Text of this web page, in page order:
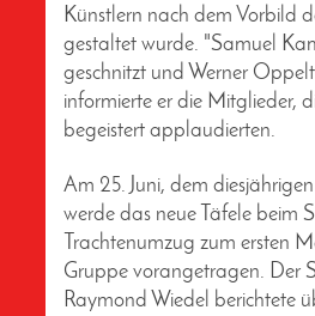
Künstlern nach dem Vorbild
gestaltet wurde. "Samuel
geschnitzt und Werner
informierte er die Mitglieder,
begeistert applaudierten.
Am 25. Juni, dem
werde das neue Täfele beim
Trachtenumzug zum ersten
Gruppe vorangetragen. Der
Raymond Wiedel berichtete